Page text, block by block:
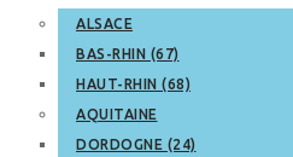
ALSACE
BAS-RHIN (67)
HAUT-RHIN (68)
AQUITAINE
DORDOGNE (24)